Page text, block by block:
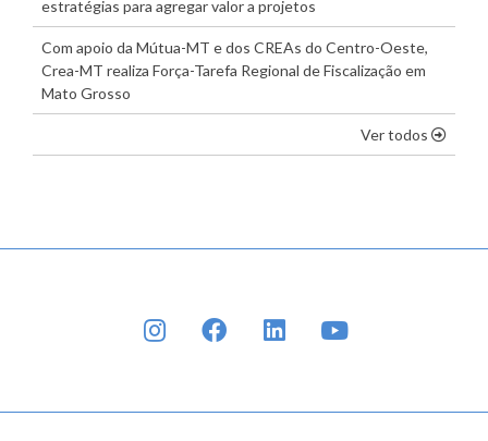
estratégias para agregar valor a projetos
Com apoio da Mútua-MT e dos CREAs do Centro-Oeste,
Crea-MT realiza Força-Tarefa Regional de Fiscalização em
Mato Grosso
Ver todos os
INSTAGRAMFACEBOOKLINKEDIN